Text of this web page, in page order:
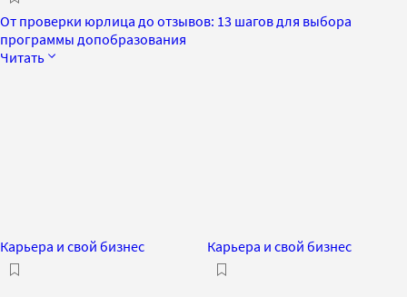
От проверки юрлица до отзывов: 13 шагов для выбора
программы допобразования
Читать
Карьера и свой бизнес Карьера и свой бизнес